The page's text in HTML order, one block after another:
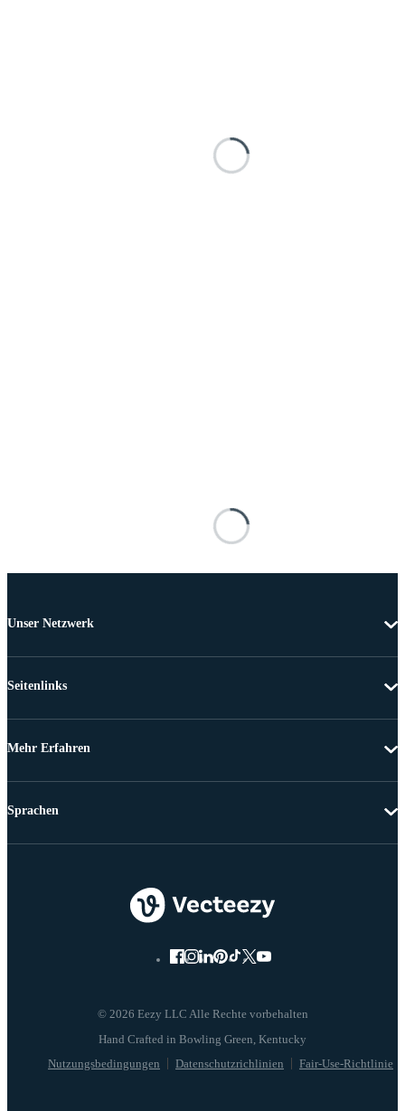
Unser Netzwerk
Seitenlinks
Mehr Erfahren
© 2026 Eezy LLC Alle Rechte vorbehalten
Nutzungsbedingungen Datenschutzrichlinien Fair-Use-Richtlinie
Sprachen